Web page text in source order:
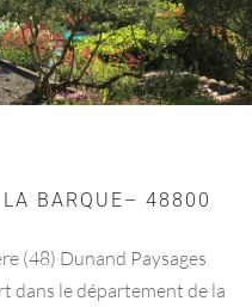
BARQUE– 48800
(48) Dunand Paysages
dans le département de la